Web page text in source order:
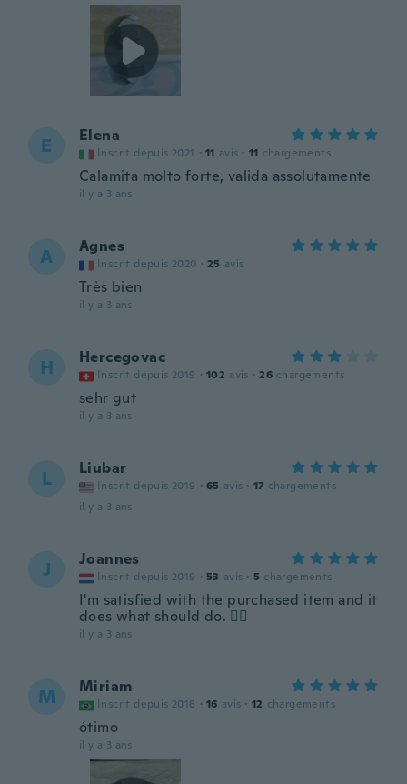
E Elena
Inscrit depuis 2021 · 11 avis · 11 chargements
Calamita molto forte, valida assolutamente
il y a 3 ans
A Agnes
Inscrit depuis 2020 · 25 avis
Très bien
il y a 3 ans
H Hercegovac
Inscrit depuis 2019 · 102 avis · 26 chargements
sehr gut
il y a 3 ans
L Liubar
Inscrit depuis 2019 · 65 avis · 17 chargements
il y a 3 ans
J Joannes
Inscrit depuis 2019 · 53 avis · 5 chargements
I'm satisfied with the purchased item and it
does what should do. 👍🏼
il y a 3 ans
M Miriam
Inscrit depuis 2018 · 16 avis · 12 chargements
ótimo
il y a 3 ans